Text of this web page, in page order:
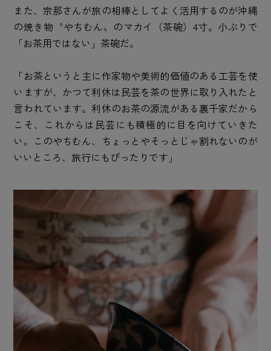
また、宗那さんが旅の相棒としてよく活用するのが沖縄
の焼き物〝やちむん〟のマカイ（茶碗）4寸。小ぶりで
「お茶用ではない」茶碗だ。
「お茶というと主に作家物や美術的価値のある工芸を使
いますが、かつて利休は民芸を茶の世界に取り入れたと
言われています。利休のお茶の源流がある裏千家だから
こそ、これからは民芸にも積極的に目を向けていきた
い。このやちむん、ちょっとやそっとじゃ割れないのが
いいところ、旅行にもぴったりです」